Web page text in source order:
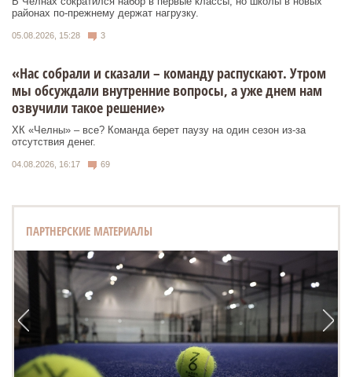
районах по-прежнему держат нагрузку.
05.08.2026, 15:28 3
«Нас собрали и сказали – команду распускают. Утром
мы обсуждали внутренние вопросы, а уже днем нам
озвучили такое решение»
ХК «Челны» – все? Команда берет паузу на один сезон из-за
отсутствия денег.
04.08.2026, 16:17 69
ПАРТНЕРСКИЕ МАТЕРИАЛЫ